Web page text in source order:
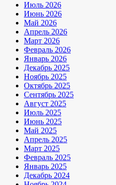
Июль 2026
Июнь 2026
Май 2026
Апрель 2026
Март 2026
Февраль 2026
Январь 2026
Декабрь 2025
Ноябрь 2025
Октябрь 2025
Сентябрь 2025
Август 2025
Июль 2025
Июнь 2025
Май 2025
Апрель 2025
Март 2025
Февраль 2025
Январь 2025
Декабрь 2024